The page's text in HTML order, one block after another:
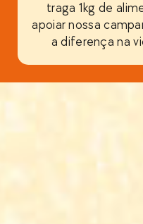
traga 1kg de
apoiar nossa
a diferença na